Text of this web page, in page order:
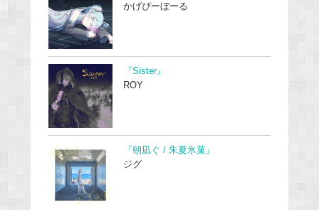
かげぴーぼーる
『Sister』
ROY
『朝凪ぐ / 朱夏氷菓』
ジグ